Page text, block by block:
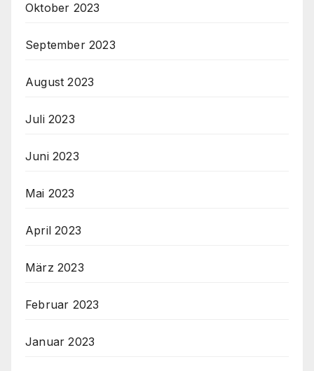
Oktober 2023
September 2023
August 2023
Juli 2023
Juni 2023
Mai 2023
April 2023
März 2023
Februar 2023
Januar 2023